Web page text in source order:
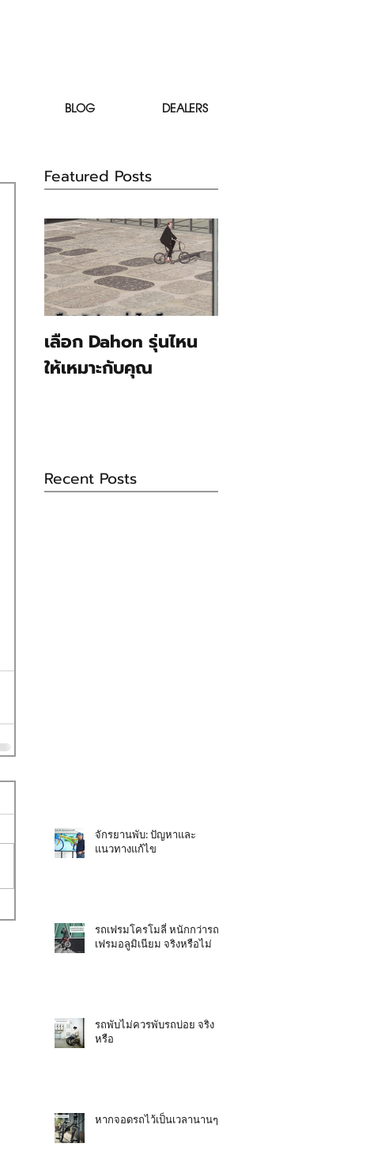
BLOG DEALERS
Featured Posts
เลือก Dahon รุ่นไหน
ให้เหมาะกับคุณ
Recent Posts
จักรยานพับ: ปัญหาและ
แนวทางแก้ไข
รถเฟรมโครโมลี่ หนักกว่ารถ
เฟรมอลูมิเนียม จริงหรือไม่
รถพับไม่ควรพับรถบ่อย จริง
หรือ
หากจอดรถไว้เป็นเวลานานๆ